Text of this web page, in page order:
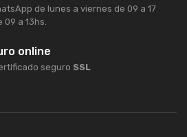
de lunes a viernes de 09 a 17
09 a 13hs.
online
seguro SSL